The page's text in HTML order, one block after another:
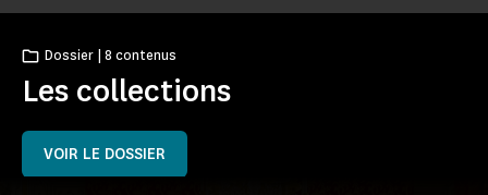
Les collections
Dossier | 8 contenus
VOIR LE DOSSIER